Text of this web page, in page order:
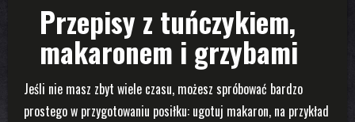
Przepisy z tuńczykiem,
makaronem i grzybami
Jeśli nie masz zbyt wiele czasu, możesz spróbować bardzo
prostego w przygotowaniu posiłku: ugotuj makaron, na przykład